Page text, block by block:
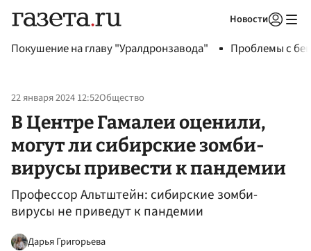
Новости
Покушение на главу "Уралдронзавода" Проблемы с
22 января 2024 12:52Общество
В Центре Гамалеи оценили,
могут ли сибирские зомби-
вирусы привести к пандемии
Профессор Альтштейн: сибирские зомби-
вирусы не приведут к пандемии
Дарья Григорьева